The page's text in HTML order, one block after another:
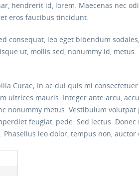
hendrerit id, lorem. Maecenas nec
eros faucibus tincidunt.
consequat, leo eget bibendum
ut, mollis sed, nonummy id,
Curae; In ac dui quis mi
mauris. Integer ante arcu,
nonummy metus. Vestibulum
feugiat, pede. Sed lectus.
leo dolor, tempus non,